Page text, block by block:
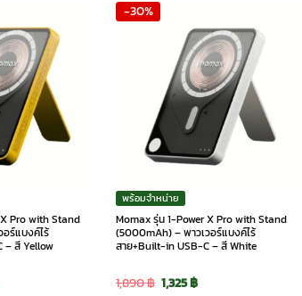
Pro with Stand
ร์แบงค์ไร้
– สี Yellow
-30%
พร้อมจำหน่าย
Momax รุ่น 1-Power X Pro with Stand
(5000mAh) – พาวเวอร์แบงค์ไร้
สาย+Built-in USB-C – สี White
1,890฿ Original
1,325฿Current